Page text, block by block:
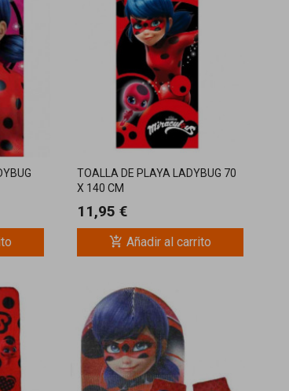
TOALLA DE PLAYA LADYBUG 70
X 140 CM
11,95 €
add_shopping_cart Añadir al carrito